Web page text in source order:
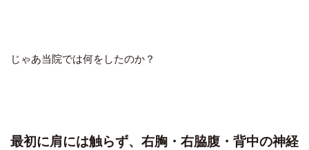
じゃあ当院では何をしたのか？
最初に肩には触らず、右胸・右脇腹・背中の神経